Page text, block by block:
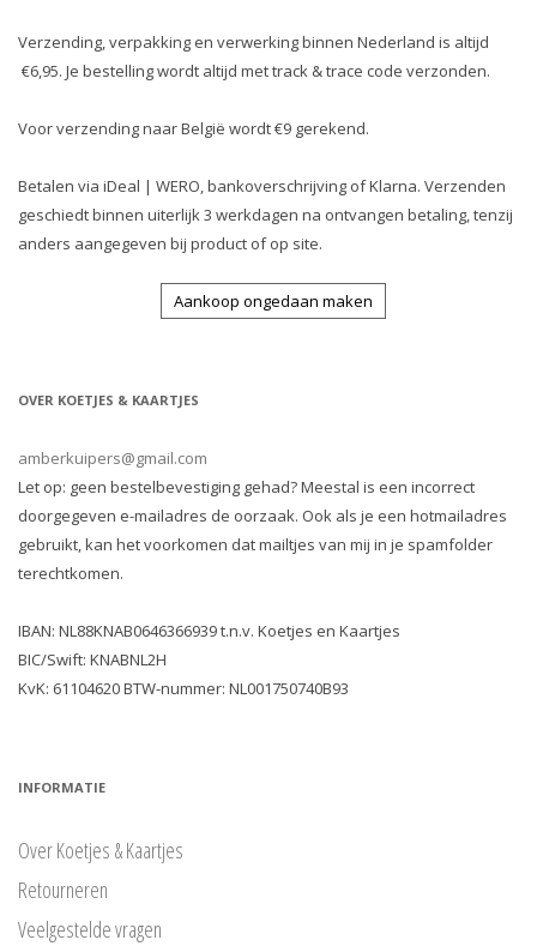
Verzending, verpakking en verwerking binnen Nederland is altijd
€6,95. Je bestelling wordt altijd met track & trace code verzonden.
Voor verzending naar België wordt €9 gerekend.
Betalen via iDeal | WERO, bankoverschrijving of Klarna. Verzenden
geschiedt binnen uiterlijk 3 werkdagen na ontvangen betaling, tenzij
anders aangegeven bij product of op site.
Aankoop ongedaan maken
OVER KOETJES & KAARTJES
amberkuipers@gmail.com
Let op: geen bestelbevestiging gehad? Meestal is een incorrect
doorgegeven e-mailadres de oorzaak. Ook als je een hotmailadres
gebruikt, kan het voorkomen dat mailtjes van mij in je spamfolder
terechtkomen.
IBAN: NL88KNAB0646366939 t.n.v. Koetjes en Kaartjes
BIC/Swift: KNABNL2H
KvK: 61104620 BTW-nummer: NL001750740B93
INFORMATIE
Over Koetjes & Kaartjes
Retourneren
Veelgestelde vragen